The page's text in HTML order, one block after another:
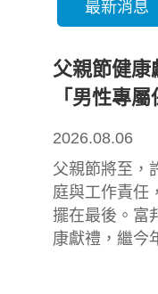
最新消息
父親節健康
「男性專
2026.08.06
父親節將至，
庭與工作責任
擺在最後。富
康獻禮，繼今